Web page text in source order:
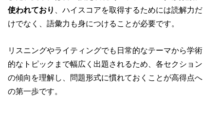
使われており
、ハイスコアを取得するためには読解力だ
けでなく、語彙力も身につけることが必要です。
リスニングやライティングでも日常的なテーマから学術
的なトピックまで幅広く出題されるため、各セクション
の傾向を理解し、問題形式に慣れておくことが高得点へ
の第一歩です。